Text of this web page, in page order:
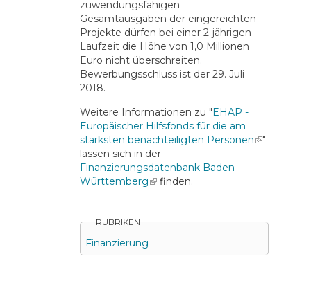
zuwendungsfähigen
Gesamtausgaben der eingereichten
Projekte dürfen bei einer 2-jährigen
Laufzeit die Höhe von 1,0 Millionen
Euro nicht überschreiten.
Bewerbungsschluss ist der 29. Juli
2018.
Weitere Informationen zu "EHAP -
Europäischer Hilfsfonds für die am
stärksten benachteiligten Personen(link is
"
lassen sich in der
Finanzierungsdatenbank Baden-
Württemberg(link is external)
finden.
RUBRIKEN
Finanzierung